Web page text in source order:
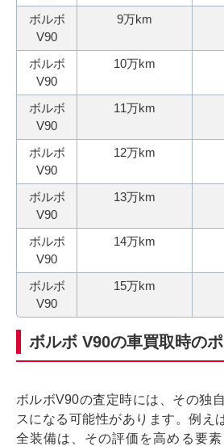
ボルボ
V90
9万km
ボルボ
V90
10万km
ボルボ
V90
11万km
ボルボ
V90
12万km
ボルボ
V90
13万km
ボルボ
V90
14万km
ボルボ
V90
15万km
ボルボ V90の車買取時の
ボルボV90の査定時には、その独
スになる可能性があります。例え
全装備は、その評価を高める要